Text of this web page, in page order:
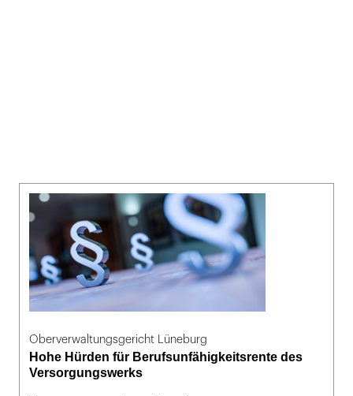
Oberverwaltungsgericht Lüneburg
Hohe Hürden für Berufsunfähigkeitsrente des
Versorgungswerks